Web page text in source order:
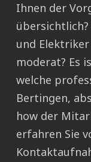
Ihnen der
und
moderat? Es
welche
Bertingen,
how der
erfahren Sie